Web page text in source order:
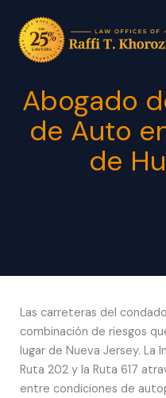
Abogado
de Auto
de
Las carreteras del
combinación de riesgos
lugar de Nueva Jersey. La
Ruta 202 y la Ruta 617
entre condiciones de